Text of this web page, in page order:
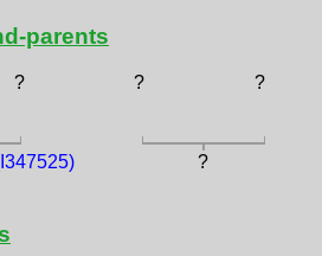
parents
? ? ?
?